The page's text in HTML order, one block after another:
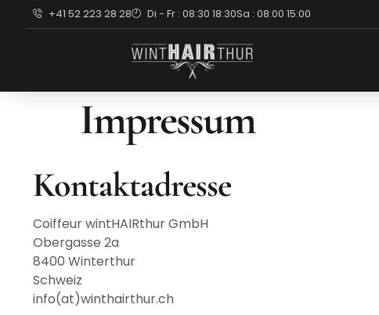
+41 52 223 28 28 Di - Fr : 08:30 18:30Sa : 08:00 15:00
Impressum
Kontaktadresse
Coiffeur wintHAIRthur GmbH
Obergasse 2a
8400 Winterthur
Schweiz
info(at)winthairthur.ch